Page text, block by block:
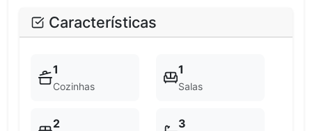
Características
1
Cozinhas
1
Salas
2 3